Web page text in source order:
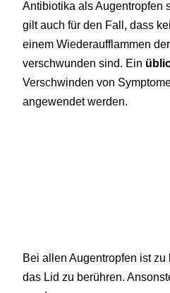
Antibiotika als Augentropfen
gilt auch für den Fall, dass
einem Wiederaufflammen
verschwunden sind. Ein
Verschwinden von
angewendet werden.
Bei allen Augentropfen ist
das Lid zu berühren.